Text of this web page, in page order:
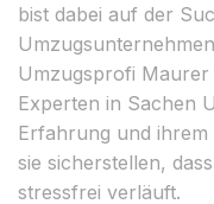
bist dabei auf der
Umzugsprofi
Experten in Sachen
Erfahrung und
sie sicherstellen,
stressfrei verläuft.